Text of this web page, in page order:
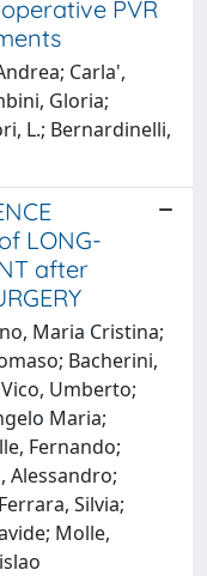
PVR
Carla',
Gloria;
L.; Bernardinelli,
LONG-
after
Maria Cristina;
Bacherini,
Umberto;
Maria;
Fernando;
Alessandro;
Silvia;
Molle,